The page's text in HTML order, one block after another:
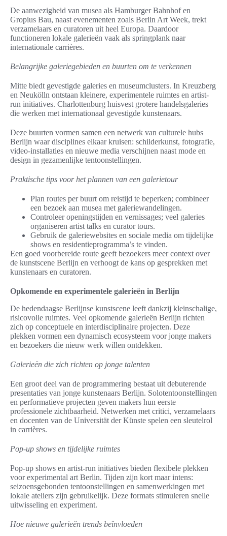
De aanwezigheid van musea als Hamburger Bahnhof en
Gropius Bau, naast evenementen zoals Berlin Art Week, trekt
verzamelaars en curatoren uit heel Europa. Daardoor
functioneren lokale galerieën vaak als springplank naar
internationale carrières.
Belangrijke galeriegebieden en buurten om te verkennen
Mitte biedt gevestigde galeries en museumclusters. In Kreuzberg
en Neukölln ontstaan kleinere, experimentele ruimtes en artist-
run initiatives. Charlottenburg huisvest grotere handelsgaleries
die werken met internationaal gevestigde kunstenaars.
Deze buurten vormen samen een netwerk van culturele hubs
Berlijn waar disciplines elkaar kruisen: schilderkunst, fotografie,
video-installaties en nieuwe media verschijnen naast mode en
design in gezamenlijke tentoonstellingen.
Praktische tips voor het plannen van een galerietour
Plan routes per buurt om reistijd te beperken; combineer
een bezoek aan musea met galeriewandelingen.
Controleer openingstijden en vernissages; veel galeries
organiseren artist talks en curator tours.
Gebruik de galeriewebsites en sociale media om tijdelijke
shows en residentieprogramma’s te vinden.
Een goed voorbereide route geeft bezoekers meer context over
de kunstscene Berlijn en verhoogt de kans op gesprekken met
kunstenaars en curatoren.
Opkomende en experimentele galerieën in Berlijn
De hedendaagse Berlijnse kunstscene leeft dankzij kleinschalige,
risicovolle ruimtes. Veel opkomende galerieën Berlijn richten
zich op conceptuele en interdisciplinaire projecten. Deze
plekken vormen een dynamisch ecosysteem voor jonge makers
en bezoekers die nieuw werk willen ontdekken.
Galerieën die zich richten op jonge talenten
Een groot deel van de programmering bestaat uit debuterende
presentaties van jonge kunstenaars Berlijn. Solotentoonstellingen
en performatieve projecten geven makers hun eerste
professionele zichtbaarheid. Netwerken met critici, verzamelaars
en docenten van de Universität der Künste spelen een sleutelrol
in carrières.
Pop-up shows en tijdelijke ruimtes
Pop-up shows en artist-run initiatives bieden flexibele plekken
voor experimental art Berlin. Tijden zijn kort maar intens:
seizoensgebonden tentoonstellingen en samenwerkingen met
lokale ateliers zijn gebruikelijk. Deze formats stimuleren snelle
uitwisseling en experiment.
Hoe nieuwe galerieën trends beïnvloeden